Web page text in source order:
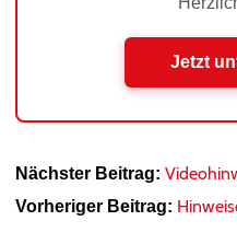
Jetzt
Nächster Beitrag:
Vorheriger Beitrag: